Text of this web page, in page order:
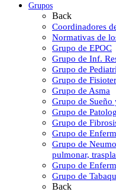
Grupos
Back
Coordinadores
Normativas de
Grupo de EPOC
Grupo de Inf.
Grupo de
Grupo de
Grupo de Asma
Grupo de Sueño
Grupo de
Grupo de
Grupo de
Grupo de
pulmonar,
Grupo de
Grupo de
Back